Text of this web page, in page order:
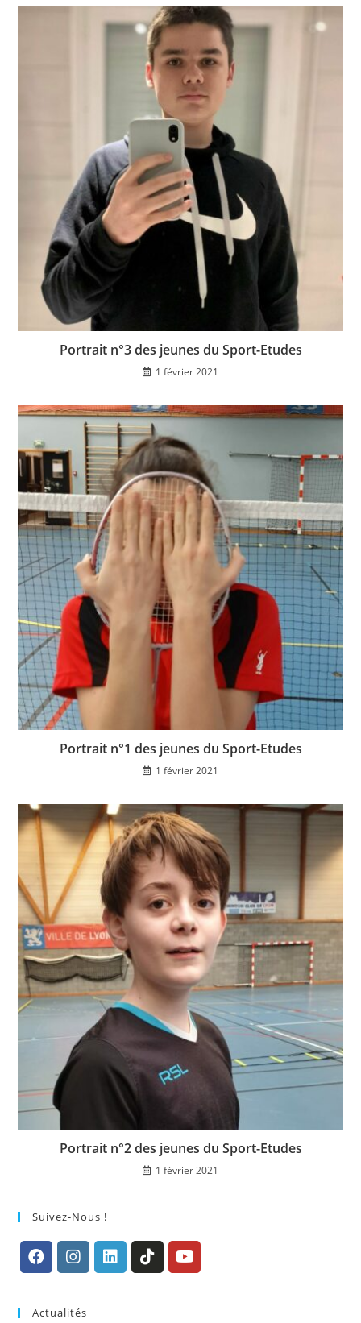
Portrait n°3 des jeunes du Sport-Etudes
1 février 2021
Portrait n°1 des jeunes du Sport-Etudes
1 février 2021
Portrait n°2 des jeunes du Sport-Etudes
1 février 2021
Suivez-Nous !
Actualités